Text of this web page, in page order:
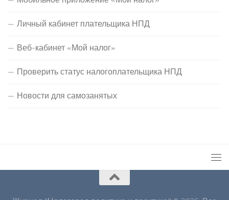
Личный кабинет плательщика НПД
Веб-кабинет «Мой налог»
Проверить статус налогоплательщика НПД
Новости для самозанятых